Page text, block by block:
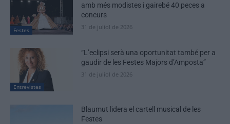
Festes
amb més modistes i gairebé 40 peces a
concurs
31 de juliol de 2026
Entrevistes
“L’eclipsi serà una oportunitat també per a
gaudir de les Festes Majors d’Amposta”
31 de juliol de 2026
Blaumut lidera el cartell musical de les
Festes